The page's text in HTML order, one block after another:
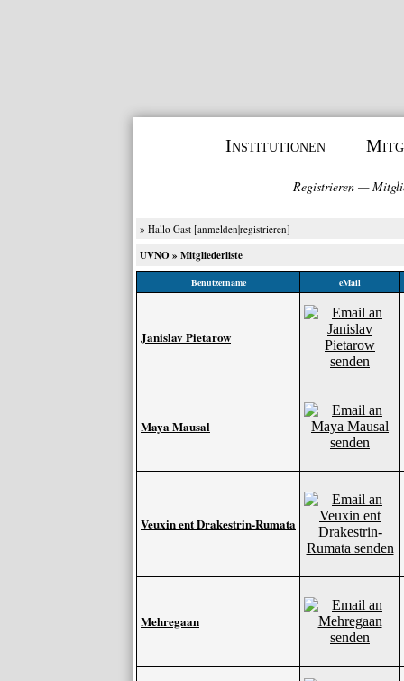
Institutionen
Registrieren—
» Hallo Gast [anmelden|registrieren]
UVNO » Mitgliederliste
Benutzername eMail
Janislav Pietarow
Maya Mausal
Veuxin ent Drakestrin-Rumata
Mehregaan